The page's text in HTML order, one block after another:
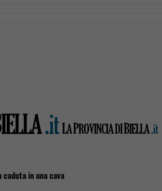
in una cava